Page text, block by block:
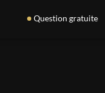
Question gratuite